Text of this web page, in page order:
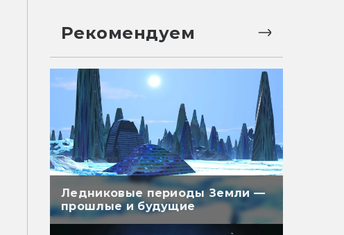
Рекомендуем
Ледниковые периоды Земли —
прошлые и будущие